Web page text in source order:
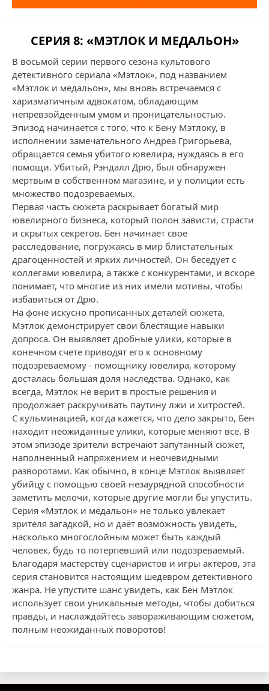
СЕРИЯ 8: «МЭТЛОК И МЕДАЛЬОН»
В восьмой серии первого сезона культового
детективного сериала «Мэтлок», под названием
«Мэтлок и медальон», мы вновь встречаемся с
харизматичным адвокатом, обладающим
непревзойденным умом и проницательностью.
Эпизод начинается с того, что к Бену Мэтлоку, в
исполнении замечательного Андреа Григорьева,
обращается семья убитого ювелира, нуждаясь в его
помощи. Убитый, Рэндалл Дрю, был обнаружен
мертвым в собственном магазине, и у полиции есть
множество подозреваемых.
Первая часть сюжета раскрывает богатый мир
ювелирного бизнеса, который полон зависти, страсти
и скрытых секретов. Бен начинает свое
расследование, погружаясь в мир блистательных
драгоценностей и ярких личностей. Он беседует с
коллегами ювелира, а также с конкурентами, и вскоре
понимает, что многие из них имели мотивы, чтобы
избавиться от Дрю.
На фоне искусно прописанных деталей сюжета,
Мэтлок демонстрирует свои блестящие навыки
допроса. Он выявляет дробные улики, которые в
конечном счете приводят его к основному
подозреваемому - помощнику ювелира, которому
досталась большая доля наследства. Однако, как
всегда, Мэтлок не верит в простые решения и
продолжает раскручивать паутину лжи и хитростей.
С кульминацией, когда кажется, что дело закрыто, Бен
находит неожиданные улики, которые меняют все. В
этом эпизоде зрители встречают запутанный сюжет,
наполненный напряжением и неочевидными
разворотами. Как обычно, в конце Мэтлок выявляет
убийцу с помощью своей незаурядной способности
заметить мелочи, которые другие могли бы упустить.
Серия «Мэтлок и медальон» не только увлекает
зрителя загадкой, но и даёт возможность увидеть,
насколько многослойным может быть каждый
человек, будь то потерпевший или подозреваемый.
Благодаря мастерству сценаристов и игры актеров, эта
серия становится настоящим шедевром детективного
жанра. Не упустите шанс увидеть, как Бен Мэтлок
использует свои уникальные методы, чтобы добиться
правды, и наслаждайтесь завораживающим сюжетом,
полным неожиданных поворотов!